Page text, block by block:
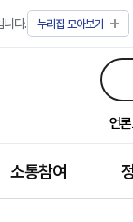
니다. 누리집 모아보기
언
소통참여